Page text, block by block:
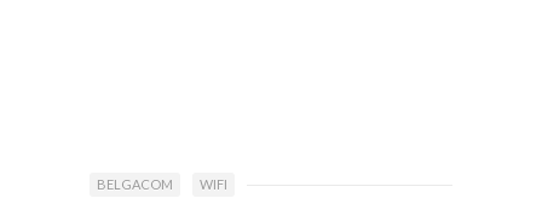
BELGACOM WIFI